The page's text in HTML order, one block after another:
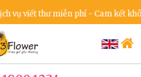
thư miễn phí - Cam kết không